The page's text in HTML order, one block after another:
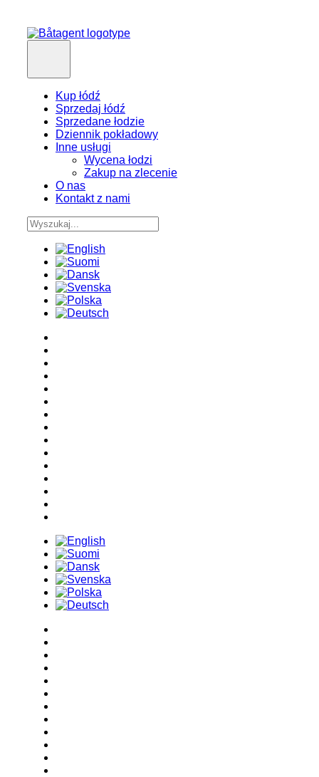
Kup łódź
Sprzedaj łódź
Sprzedane łodzie
Dziennik pokładowy
Inne usługi
Wycena łodzi
Zakup na zlecenie
O nas
Kontakt z nami